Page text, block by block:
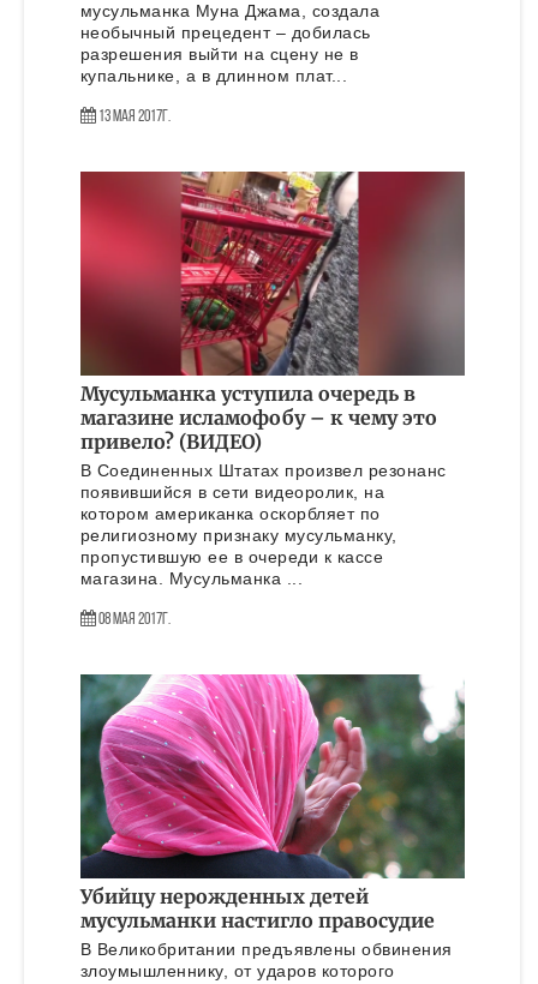
мусульманка Муна Джама, создала
необычный прецедент – добилась
разрешения выйти на сцену не в
купальнике, а в длинном плат...
13 Мая 2017г.
Мусульманка уступила очередь в
магазине исламофобу – к чему это
привело? (ВИДЕО)
В Соединенных Штатах произвел резонанс
появившийся в сети видеоролик, на
котором американка оскорбляет по
религиозному признаку мусульманку,
пропустившую ее в очереди к кассе
магазина. Мусульманка ...
08 Мая 2017г.
Убийцу нерожденных детей
мусульманки настигло правосудие
В Великобритании предъявлены обвинения
злоумышленнику, от ударов которого